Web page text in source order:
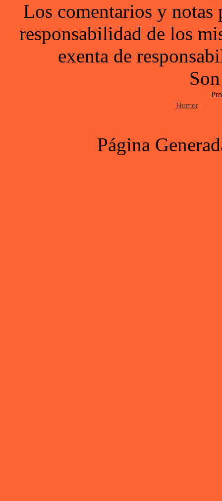
Los comentarios y notas
responsabilidad de los
exenta de
Humor
Página